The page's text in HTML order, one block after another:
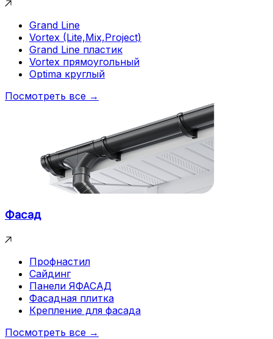
Grand Line
Vortex (Lite,Mix,Project)
Grand Line пластик
Vortex прямоугольный
Optima круглый
Посмотреть все →
Фасад
Профнастил
Сайдинг
Панели ЯФАСАД
Фасадная плитка
Крепление для фасада
Посмотреть все →